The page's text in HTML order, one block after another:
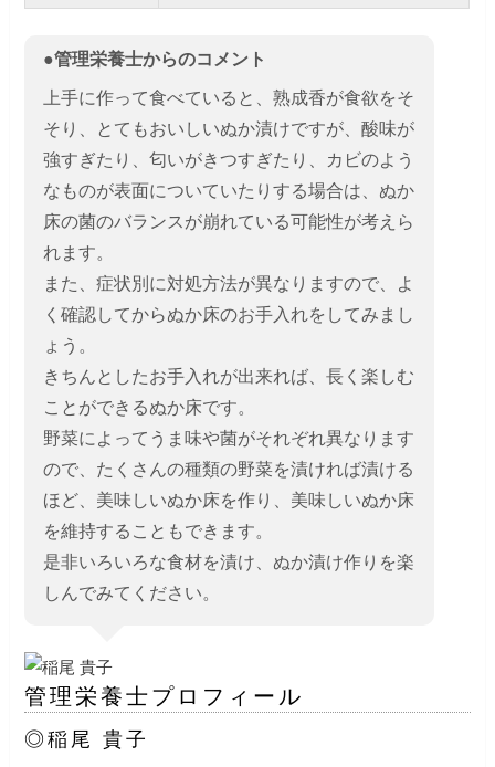
●管理栄養士からのコメント
上手に作って食べていると、熟成香が食欲をそ
そり、とてもおいしいぬか漬けですが、酸味が
強すぎたり、匂いがきつすぎたり、カビのよう
なものが表面についていたりする場合は、ぬか
床の菌のバランスが崩れている可能性が考えら
れます。
また、症状別に対処方法が異なりますので、よ
く確認してからぬか床のお手入れをしてみまし
ょう。
きちんとしたお手入れが出来れば、長く楽しむ
ことができるぬか床です。
野菜によってうま味や菌がそれぞれ異なります
ので、たくさんの種類の野菜を漬ければ漬ける
ほど、美味しいぬか床を作り、美味しいぬか床
を維持することもできます。
是非いろいろな食材を漬け、ぬか漬け作りを楽
しんでみてください。
管理栄養士プロフィール
◎稲尾 貴子